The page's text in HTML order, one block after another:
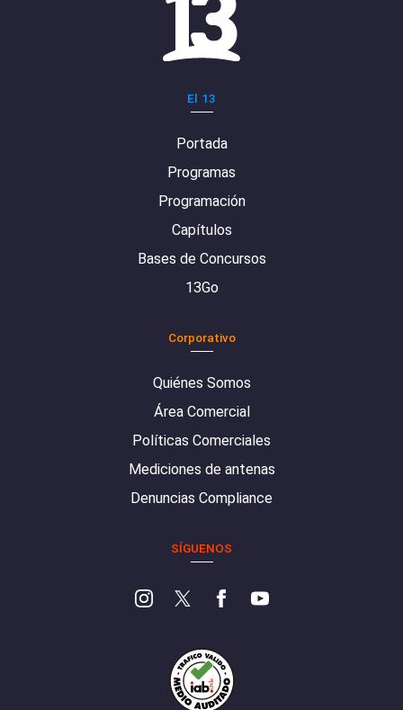
El 13
Portada
Programas
Programación
Capítulos
Bases de Concursos
13Go
Corporativo
Quiénes Somos
Área Comercial
Políticas Comerciales
Mediciones de antenas
Denuncias Compliance
SÍGUENOS